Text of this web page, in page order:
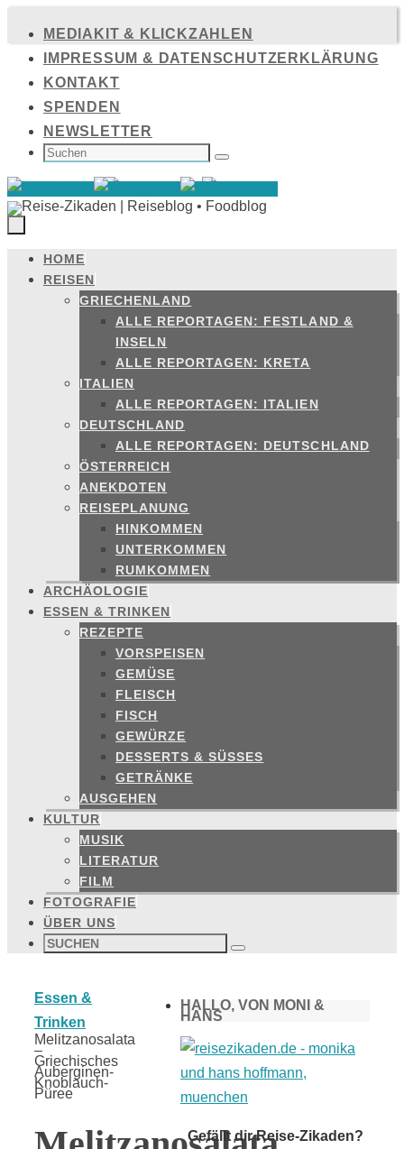
Inhalt
springen
MEDIAKIT & KLICKZAHLEN
IMPRESSUM & DATENSCHUTZERKLÄRUNG
KONTAKT
SPENDEN
NEWSLETTER
SUCHEN
NACH: Suchen
Zum
Inhalt
springen
HOME
REISEN
GRIECHENLAND
ALLE REPORTAGEN: FESTLAND &
INSELN
ALLE REPORTAGEN: KRETA
ITALIEN
ALLE REPORTAGEN: ITALIEN
DEUTSCHLAND
ALLE REPORTAGEN: DEUTSCHLAND
ÖSTERREICH
ANEKDOTEN
REISEPLANUNG
HINKOMMEN
UNTERKOMMEN
RUMKOMMEN
ARCHÄOLOGIE
ESSEN & TRINKEN
REZEPTE
VORSPEISEN
GEMÜSE
FLEISCH
FISCH
GEWÜRZE
DESSERTS & SÜSSES
GETRÄNKE
AUSGEHEN
KULTUR
MUSIK
LITERATUR
FILM
FOTOGRAFIE
ÜBER UNS
Suchen
nach: Suchen
Start
Essen &
Trinken
Melitzanosalata
–
Griechisches
Auberginen-
Knoblauch-
Püree
HALLO, VON MONI &
HANS
Gefällt dir Reise-Zikaden?